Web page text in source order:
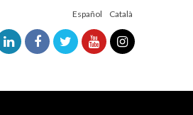
Español Català